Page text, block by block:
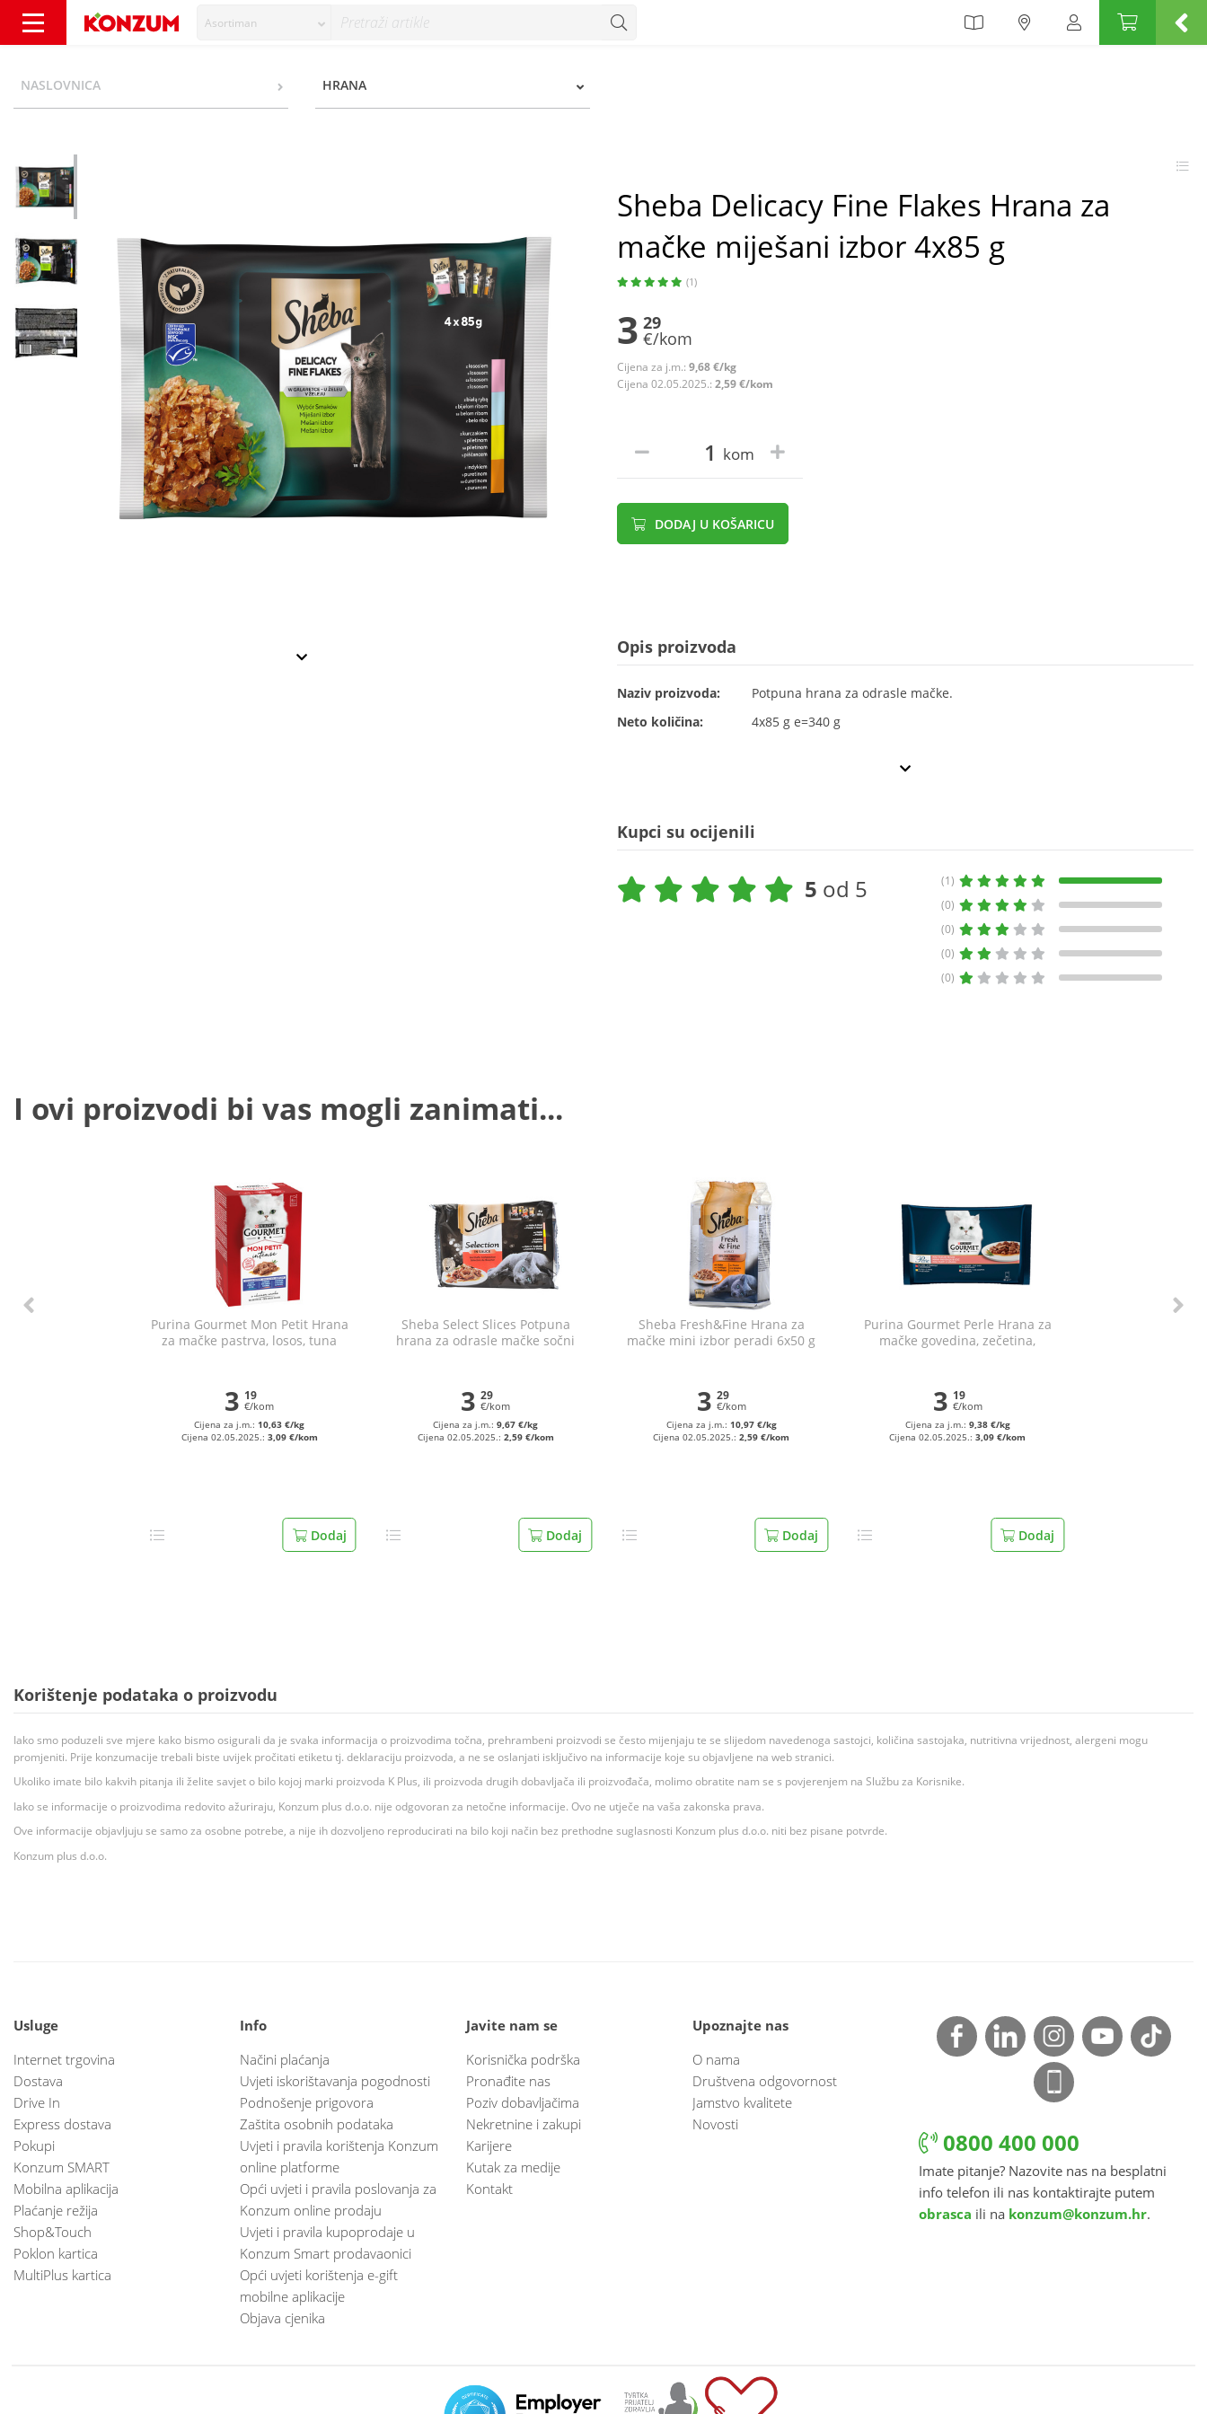
Asortiman
NASLOVNICA HRANA
Sheba Delicacy Fine Flakes Hrana za
mačke miješani izbor 4x85 g
(1)
3 29
€/kom
Cijena za j.m.: 9,68 €/kg
Cijena 02.05.2025.: 2,59 €/kom
kom
DODAJ U KOŠARICU
Opis proizvoda
Naziv proizvoda:
Potpuna hrana za odrasle mačke.
Neto količina:
4x85 g e=340 g
Kupci su ocijenili
5 od 5
(1)
(0)
(0)
(0)
(0)
I ovi proizvodi bi vas mogli zanimati...
Purina Gourmet Mon Petit Hrana
za mačke pastrva, losos, tuna
3 19
€/kom
Cijena za j.m.:10,63 €/kg
Cijena 02.05.2025.: 3,09 €/kom
Dodaj
Sheba Select Slices Potpuna
hrana za odrasle mačke sočni
3 29
€/kom
Cijena za j.m.:9,67 €/kg
Cijena 02.05.2025.: 2,59 €/kom
Dodaj
Sheba Fresh&Fine Hrana za
mačke mini izbor peradi 6x50 g
3 29
€/kom
Cijena za j.m.: 10,97 €/kg
Cijena 02.05.2025.:2,59 €/kom
Dodaj
Purina Gourmet Perle Hrana za
mačke govedina, zečetina,
3 19
€/kom
Cijena za j.m.: 9,38 €/kg
Cijena 02.05.2025.:3,09 €/kom
Dodaj
Korištenje podataka o proizvodu
Iako smo poduzeli sve mjere kako bismo osigurali da je svaka informacija o proizvodima točna, prehrambeni proizvodi se često mijenjaju te se slijedom navedenoga sastojci, količina sastojaka, nutritivna vrijednost, alergeni mogu
promjeniti. Prije konzumacije trebali biste uvijek pročitati etiketu tj. deklaraciju proizvoda, a ne se oslanjati isključivo na informacije koje su objavljene na web stranici.
Ukoliko imate bilo kakvih pitanja ili želite savjet o bilo kojoj marki proizvoda K Plus, ili proizvoda drugih dobavljača ili proizvođača, molimo obratite nam se s povjerenjem na Službu za Korisnike.
Iako se informacije o proizvodima redovito ažuriraju, Konzum plus d.o.o. nije odgovoran za netočne informacije. Ovo ne utječe na vaša zakonska prava.
Ove informacije objavljuju se samo za osobne potrebe, a nije ih dozvoljeno reproducirati na bilo koji način bez prethodne suglasnosti Konzum plus d.o.o. niti bez pisane potvrde.
Konzum plus d.o.o.
Usluge
Internet trgovina
Dostava
Drive In
Express dostava
Pokupi
Konzum SMART
Mobilna aplikacija
Plaćanje režija
Shop&Touch
Poklon kartica
MultiPlus kartica
Info
Načini plaćanja
Uvjeti iskorištavanja pogodnosti
Podnošenje prigovora
Zaštita osobnih podataka
Uvjeti i pravila korištenja Konzum
online platforme
Opći uvjeti i pravila poslovanja za
Konzum online prodaju
Uvjeti i pravila kupoprodaje u
Konzum Smart prodavaonici
Opći uvjeti korištenja e-gift
mobilne aplikacije
Objava cjenika
Javite nam se
Korisnička podrška
Pronađite nas
Poziv dobavljačima
Nekretnine i zakupi
Karijere
Kutak za medije
Kontakt
Upoznajte nas
O nama
Društvena odgovornost
Jamstvo kvalitete
Novosti
0800 400 000
Imate pitanje? Nazovite nas na besplatni
info telefon ili nas kontaktirajte putem
obrasca ili na konzum@konzum.hr.